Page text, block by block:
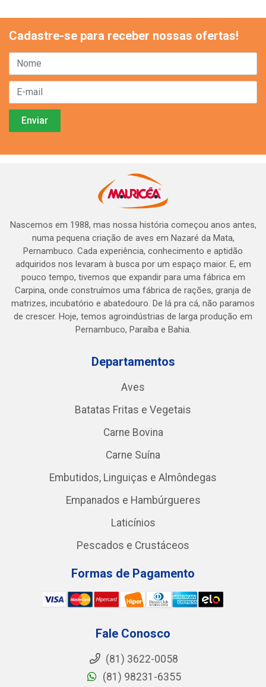
Cadastre-se para receber nossas ofertas!
Nascemos em 1988, mas nossa história começou anos antes,
numa pequena criação de aves em Nazaré da Mata,
Pernambuco. Cada experiência, conhecimento e aptidão
adquiridos nos levaram à busca por um espaço maior. E, em
pouco tempo, tivemos que expandir para uma fábrica em
Carpina, onde construímos uma fábrica de rações, granja de
matrizes, incubatório e abatedouro. De lá pra cá, não paramos
de crescer. Hoje, temos agroindústrias de larga produção em
Pernambuco, Paraíba e Bahia.
Departamentos
Aves
Batatas Fritas e Vegetais
Carne Bovina
Carne Suína
Embutidos, Linguiças e Almôndegas
Empanados e Hambúrgueres
Laticínios
Pescados e Crustáceos
Formas de Pagamento
Fale Conosco
(81) 3622-0058
(81) 98231-6355